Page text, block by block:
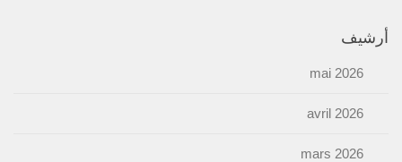
أرشيف
mai 2026
avril 2026
mars 2026